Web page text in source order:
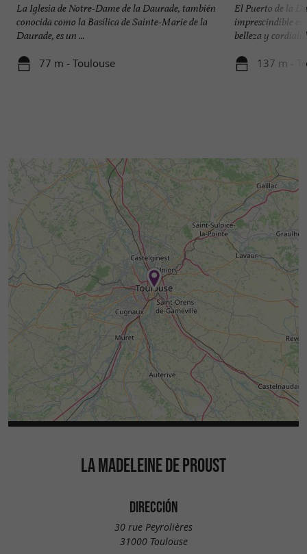
La Iglesia de Notre-Dame de la Daurade, también
conocida como la Basílica de Sainte-Marie de la
Daurade, es un ...
77 m - Toulouse
El Puerto de la
imprescindible
belleza y
137 m -
LA MADELEINE DE PROUST
DIRECCIÓN
30 rue Peyrolières
31000 Toulouse